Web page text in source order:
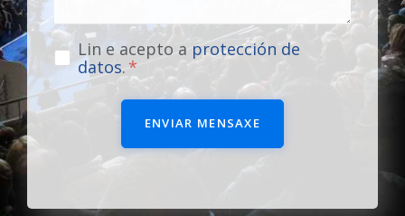
Lin e acepto a protección de
datos.
ENVIAR MENSAXE